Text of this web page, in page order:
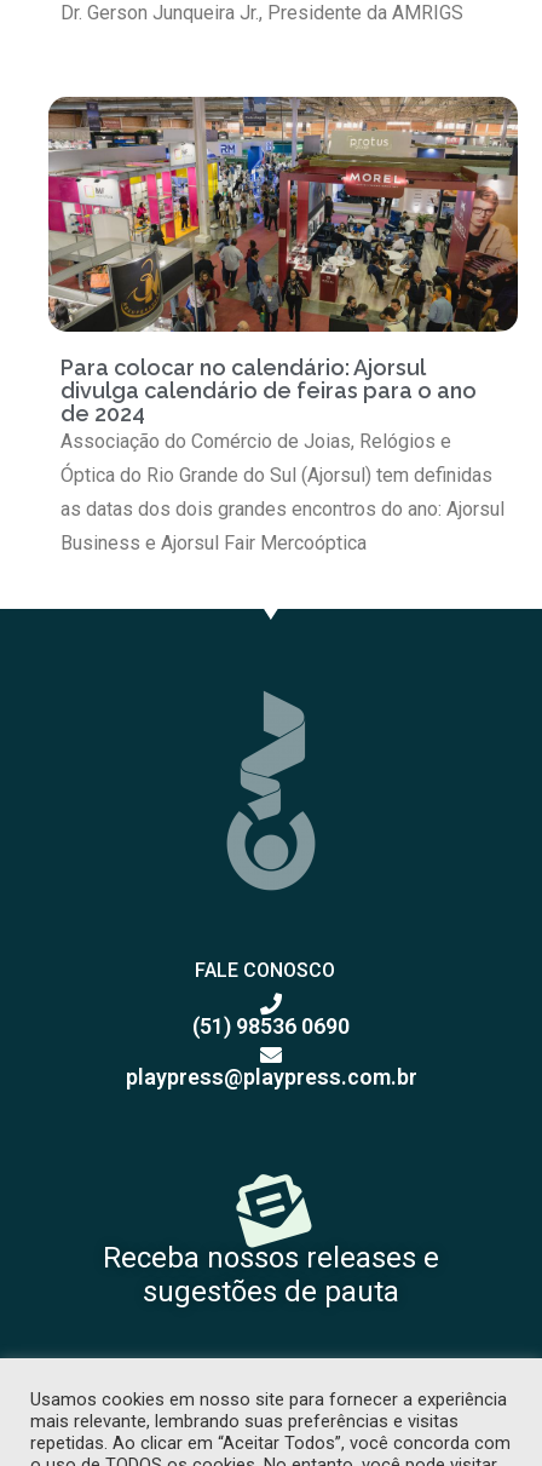
Dr. Gerson Junqueira Jr., Presidente da AMRIGS
Para colocar no calendário: Ajorsul
divulga calendário de feiras para o ano
de 2024
Associação do Comércio de Joias, Relógios e
Óptica do Rio Grande do Sul (Ajorsul) tem definidas
as datas dos dois grandes encontros do ano: Ajorsul
Business e Ajorsul Fair Mercoóptica
FALE CONOSCO
(51) 98536 0690
playpress@playpress.com.br
Receba nossos releases e
sugestões de pauta
Usamos cookies em nosso site para fornecer a experiência
mais relevante, lembrando suas preferências e visitas
repetidas. Ao clicar em “Aceitar Todos”, você concorda com